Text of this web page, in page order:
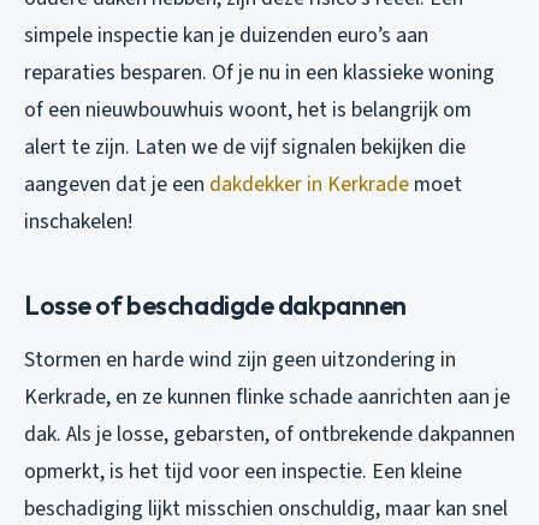
simpele inspectie kan je duizenden euro’s aan
reparaties besparen. Of je nu in een klassieke woning
of een nieuwbouwhuis woont, het is belangrijk om
alert te zijn. Laten we de vijf signalen bekijken die
aangeven dat je een dakdekker in Kerkrade moet
inschakelen!
Losse of beschadigde dakpannen
Stormen en harde wind zijn geen uitzondering in
Kerkrade, en ze kunnen flinke schade aanrichten aan je
dak. Als je losse, gebarsten, of ontbrekende dakpannen
opmerkt, is het tijd voor een inspectie. Een kleine
beschadiging lijkt misschien onschuldig, maar kan snel